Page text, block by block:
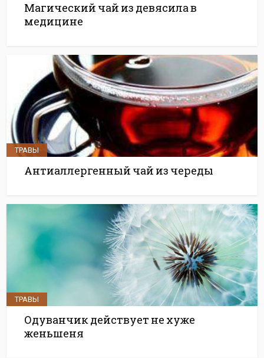
Магический чай из девясила в
медицине
ТРАВЫ
Антиаллергенный чай из череды
ТРАВЫ
Одуванчик действует не хуже
женьшеня